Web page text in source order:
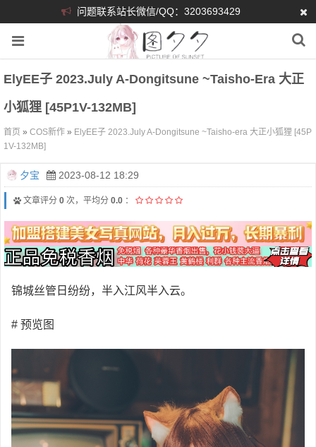
问题联系站长微信/QQ：3203693429
ElyEE子 2023.July A-Dongitsune ~Taisho-Era 大正
小狐狸 [45P1V-132MB]
首页 » COS新作 » ElyEE子 2023.July A-Dongitsune ~Taisho-era 大正小狐狸 [45P
1V-132MB]
夕宝 2023-08-12 18:29
文章评分 0 次，平均分 0.0 ：
锦城丝管日纷纷，半入江风半入云。
# 预览图